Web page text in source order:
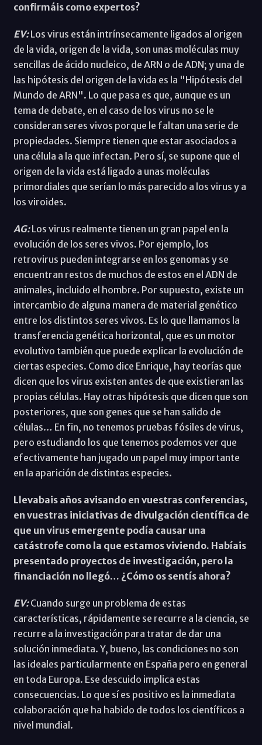
confirmáis como expertos?
EV:Los virus están intrínsecamente ligados al origen
de la vida, origen de la vida, son unas moléculas muy
sencillas de ácido nucleico, de ARN o de ADN; y una de
las hipótesis del origen de la vida es la "Hipótesis del
Mundo de ARN". Lo que pasa es que, aunque es un
tema de debate, en el caso de los virus no se le
consideran seres vivos porque le faltan una serie de
propiedades. Siempre tienen que estar asociados a
una célula a la que infectan. Pero sí, se supone que el
origen de la vida está ligado a unas moléculas
primordiales que serían lo más parecido a los virus y a
los viroides.
AG:Los virus realmente tienen un gran papel en la
evolución de los seres vivos. Por ejemplo, los
retrovirus pueden integrarse en los genomas y se
encuentran restos de muchos de estos en el ADN de
animales, incluido el hombre. Por supuesto, existe un
intercambio de alguna manera de material genético
entre los distintos seres vivos. Es lo que llamamos la
transferencia genética horizontal, que es un motor
evolutivo también que puede explicar la evolución de
ciertas especies. Como dice Enrique, hay teorías que
dicen que los virus existen antes de que existieran las
propias células. Hay otras hipótesis que dicen que son
posteriores, que son genes que se han salido de
células… En fin, no tenemos pruebas fósiles de virus,
pero estudiando los que tenemos podemos ver que
efectivamente han jugado un papel muy importante
en la aparición de distintas especies.
Llevabais años avisando en vuestras conferencias,
en vuestras iniciativas de divulgación científica de
que un virus emergente podía causar una
catástrofe como la que estamos viviendo. Habíais
presentado proyectos de investigación, pero la
financiación no llegó… ¿Cómo os sentís ahora?
EV:Cuando surge un problema de estas
características, rápidamente se recurre a la ciencia, se
recurre a la investigación para tratar de dar una
solución inmediata. Y, bueno, las condiciones no son
las ideales particularmente en España pero en general
en toda Europa. Ese descuido implica estas
consecuencias. Lo que sí es positivo es la inmediata
colaboración que ha habido de todos los científicos a
nivel mundial.